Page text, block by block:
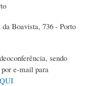
Boavista, 736 - Porto
sendo
por e-mail para